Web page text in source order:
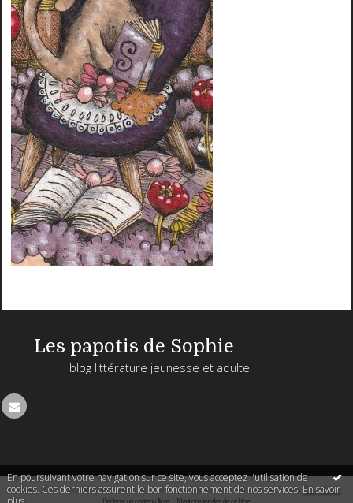
En poursuivant votre navigation sur ce site, vous acceptez l'utilisation de
cookies. Ces derniers assurent le bon fonctionnement de nos services.En savoir
Les papotis de Sophie
blog littérature jeunesse et adulte
Déclarer un contenu illicite | Mentions légales de ce blog